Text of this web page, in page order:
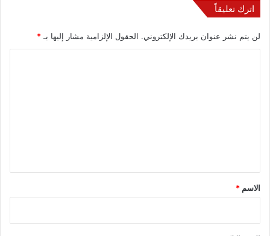
اترك تعليقاً
لن يتم نشر عنوان بريدك الإلكتروني. الحقول الإلزامية مشار إليها بـ *
*
الاسم *